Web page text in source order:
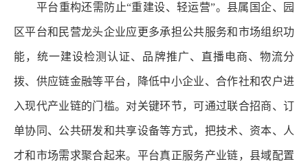
平台重构还需防止“重建设、轻运营”。县属国企、园
区平台和民营龙头企业应更多承担公共服务和市场组织功
能，统一建设检测认证、品牌推广、直播电商、物流分
拨、供应链金融等平台，降低中小企业、合作社和农户进
入现代产业链的门槛。对关键环节，可通过联合招商、订
单协同、公共研发和共享设备等方式，把技术、资本、人
才和市场需求聚合起来。平台真正服务产业链，县域配置